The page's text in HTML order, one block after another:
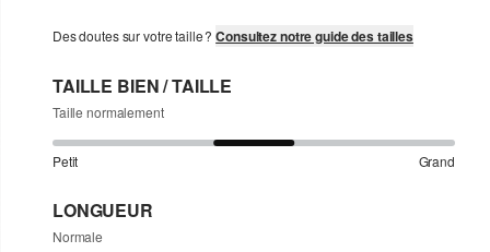
Des doutes sur votre taille ?Consultez notre guide des tailles
TAILLE BIEN / TAILLE
Taille normalement
Petit Grand
LONGUEUR
Normale